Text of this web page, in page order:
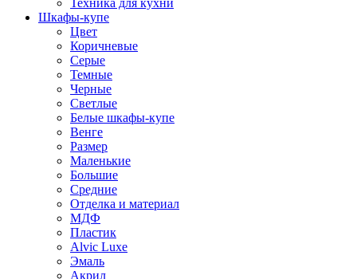
Техника для кухни
Шкафы-купе
Цвет
Коричневые
Серые
Темные
Черные
Светлые
Белые шкафы-купе
Венге
Размер
Маленькие
Большие
Средние
Отделка и материал
МДФ
Пластик
Alvic Luxe
Эмаль
Акрил